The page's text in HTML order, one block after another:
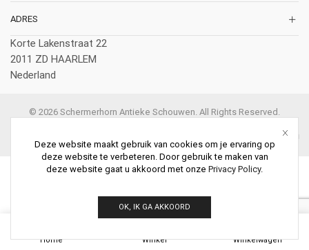
ADRES
Korte Lakenstraat 22
2011 ZD HAARLEM
Nederland
© 2026 Schermerhorn Antieke Schouwen. All Rights Reserved.
Home Winkel Winkelwagen
Deze website maakt gebruik van cookies om je ervaring op
deze website te verbeteren. Door gebruik te maken van
deze website gaat u akkoord met onze Privacy Policy.
OK, IK GA AKKOORD